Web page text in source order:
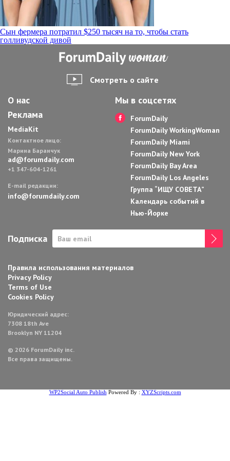
Навигация
по
Сын фермера потратил $250 тысяч на то, чтобы стать
голливудской дивой
Смотреть о сайте
О нас
Реклама
MediaKit
Контактное лицо:
Марина Баранчук
ad@forumdaily.com
+1 347-604-1261
E-mail редакции:
info@forumdaily.com
Мы в соцсетях
ForumDaily
ForumDaily WorkingWoman
ForumDaily Miami
ForumDaily New York
ForumDaily Bay Area
ForumDaily Los Angeles
Группа “ИЩУ СОВЕТА”
Календарь событий в
Нью-Йорке
Подписка
Правила использования материалов
Privacy Policy
Terms of Use
Cookies Policy
Юридический адрес:
7308 18th Ave
Brooklyn NY 11204
© 2026 ForumDaily inc.
Все права защищены.
WP2Social Auto Publish Powered By : XYZScripts.com